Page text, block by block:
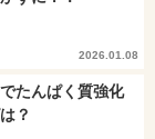
2026.01.08
たんぱく質強化
？